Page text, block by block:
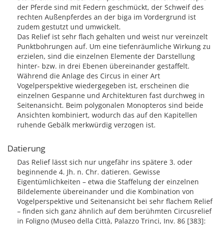
der Pferde sind mit Federn geschmückt, der Schweif des
rechten Außenpferdes an der biga im Vordergrund ist
zudem gestutzt und umwickelt.
Das Relief ist sehr flach gehalten und weist nur vereinzelt
Punktbohrungen auf. Um eine tiefenräumliche Wirkung zu
erzielen, sind die einzelnen Elemente der Darstellung
hinter- bzw. in drei Ebenen übereinander gestaffelt.
Während die Anlage des Circus in einer Art
Vogelperspektive wiedergegeben ist, erscheinen die
einzelnen Gespanne und Architekturen fast durchweg in
Seitenansicht. Beim polygonalen Monopteros sind beide
Ansichten kombiniert, wodurch das auf den Kapitellen
ruhende Gebälk merkwürdig verzogen ist.
Datierung
Das Relief lässt sich nur ungefähr ins spätere 3. oder
beginnende 4. Jh. n. Chr. datieren. Gewisse
Eigentümlichkeiten – etwa die Staffelung der einzelnen
Bildelemente übereinander und die Kombination von
Vogelperspektive und Seitenansicht bei sehr flachem Relief
– finden sich ganz ähnlich auf dem berühmten Circusrelief
in Foligno (Museo della Città, Palazzo Trinci, Inv. 86 [383]: